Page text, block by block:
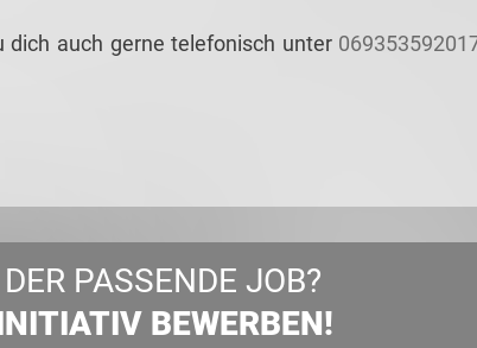
dich auch gerne telefonisch unter
PASSENDE JOB?
BEWERBEN!